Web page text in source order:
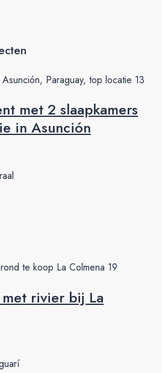
met 2 slaapkamers
in Asunción
rivier bij La